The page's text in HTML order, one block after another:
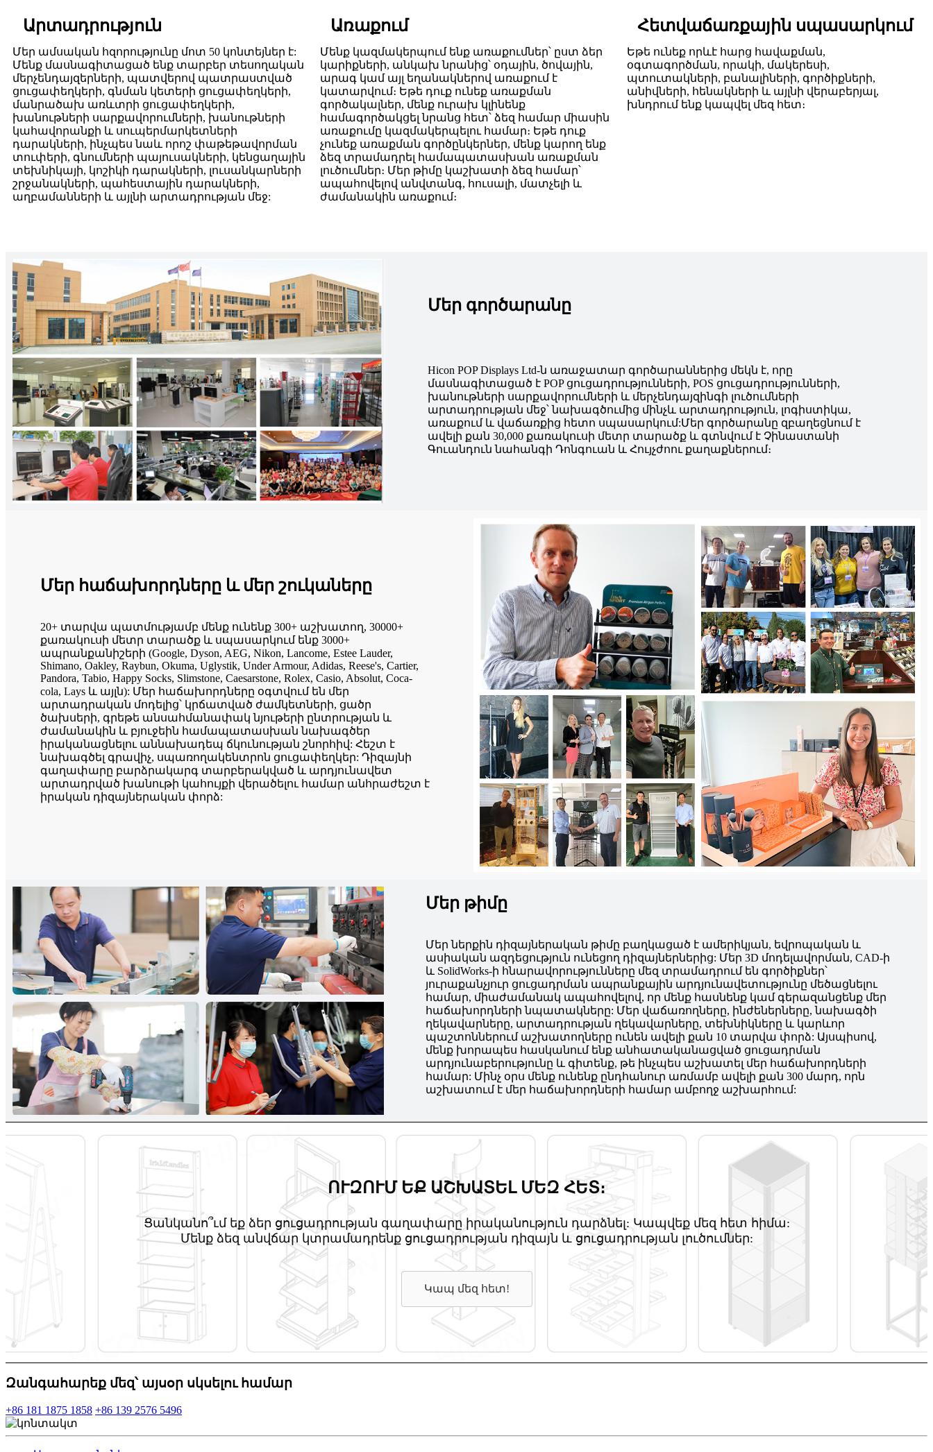
Արտադրություն
Մեր ամսական հզորությունը մոտ 50 կոնտեյներ է:
Մենք մասնագիտացած ենք տարբեր տեսողական
մերչենդայզերների, պատվերով պատրաստված
ցուցափեղկերի, գնման կետերի ցուցափեղկերի,
մանրածախ առևտրի ցուցափեղկերի,
խանութների սարքավորումների, խանութների
կահավորանքի և սուպերմարկետների
դարակների, ինչպես նաև որոշ փաթեթավորման
տուփերի, գնումների պայուսակների, կենցաղային
տեխնիկայի, կոշիկի դարակների, լուսանկարների
շրջանակների, պահեստային դարակների,
աղբամանների և այլնի արտադրության մեջ:
Առաքում
Մենք կազմակերպում ենք առաքումներ՝ ըստ ձեր
կարիքների, անկախ նրանից՝ օդային, ծովային,
արագ կամ այլ եղանակներով առաքում է
կատարվում։ Եթե դուք ունեք առաքման
գործակալներ, մենք ուրախ կլինենք
համագործակցել նրանց հետ՝ ձեզ համար միասին
առաքումը կազմակերպելու համար։ Եթե դուք
չունեք առաքման գործընկերներ, մենք կարող ենք
ձեզ տրամադրել համապատասխան առաքման
լուծումներ։ Մեր թիմը կաշխատի ձեզ համար՝
ապահովելով անվտանգ, հուսալի, մատչելի և
ժամանակին առաքում։
Հետվաճառքային սպասարկում
Եթե ​​​​ունեք որևէ հարց հավաքման,
օգտագործման, որակի, մակերեսի,
պտուտակների, բանալիների, գործիքների,
անիվների, հենակների և այլնի վերաբերյալ,
խնդրում ենք կապվել մեզ հետ։
Մեր գործարանը
Hicon POP Displays Ltd-ն առաջատար գործարաններից մեկն է, որը
մասնագիտացած է POP ցուցադրությունների, POS ցուցադրությունների,
խանութների սարքավորումների և մերչենդայզինգի լուծումների
արտադրության մեջ՝ նախագծումից մինչև արտադրություն, լոգիստիկա,
առաքում և վաճառքից հետո սպասարկում:Մեր գործարանը զբաղեցնում է
ավելի քան 30,000 քառակուսի մետր տարածք և գտնվում է Չինաստանի
Գուանդուն նահանգի Դոնգուան և Հույչժոու քաղաքներում։
Մեր հաճախորդները և մեր շուկաները
20+ տարվա պատմությամբ մենք ունենք 300+ աշխատող, 30000+
քառակուսի մետր տարածք և սպասարկում ենք 3000+
ապրանքանիշերի (Google, Dyson, AEG, Nikon, Lancome, Estee Lauder,
Shimano, Oakley, Raybun, Okuma, Uglystik, Under Armour, Adidas, Reese's, Cartier,
Pandora, Tabio, Happy Socks, Slimstone, Caesarstone, Rolex, Casio, Absolut, Coca-
cola, Lays և այլն): Մեր հաճախորդները օգտվում են մեր
արտադրական մոդելից՝ կրճատված ժամկետների, ցածր
ծախսերի, գրեթե անսահմանափակ նյութերի ընտրության և
ժամանակին և բյուջեին համապատասխան նախագծեր
իրականացնելու աննախադեպ ճկունության շնորհիվ: Հեշտ է
նախագծել գրավիչ, սպառողակենտրոն ցուցափեղկեր: Դիզայնի
գաղափարը բարձրակարգ տարբերակված և արդյունավետ
արտադրված խանութի կահույքի վերածելու համար անհրաժեշտ է
իրական դիզայներական փորձ:
Մեր թիմը
Մեր ներքին դիզայներական թիմը բաղկացած է ամերիկյան, եվրոպական և
ասիական ազդեցություն ունեցող դիզայներներից: Մեր 3D մոդելավորման, CAD-ի
և SolidWorks-ի հնարավորությունները մեզ տրամադրում են գործիքներ՝
յուրաքանչյուր ցուցադրման ապրանքային արդյունավետությունը մեծացնելու
համար, միաժամանակ ապահովելով, որ մենք հասնենք կամ գերազանցենք մեր
հաճախորդների նպատակները: Մեր վաճառողները, ինժեներները, նախագծի
ղեկավարները, արտադրության ղեկավարները, տեխնիկները և կարևոր
պաշտոններում աշխատողները ունեն ավելի քան 10 տարվա փորձ: Այսպիսով,
մենք խորապես հասկանում ենք անհատականացված ցուցադրման
արդյունաբերությունը և գիտենք, թե ինչպես աշխատել մեր հաճախորդների
համար: Մինչ օրս մենք ունենք ընդհանուր առմամբ ավելի քան 300 մարդ, որն
աշխատում է մեր հաճախորդների համար ամբողջ աշխարհում:
ՈՒԶՈՒՄ ԵՔ ԱՇԽԱՏԵԼ ՄԵԶ ՀԵՏ։
Ցանկանո՞ւմ եք ձեր ցուցադրության գաղափարը իրականություն դարձնել: Կապվեք մեզ հետ հիմա:
Մենք ձեզ անվճար կտրամադրենք ցուցադրության դիզայն և ցուցադրության լուծումներ:
Կապ մեզ հետ!
Զանգահարեք մեզ՝ այսօր սկսելու համար
+86 181 1875 1858 +86 139 2576 5496